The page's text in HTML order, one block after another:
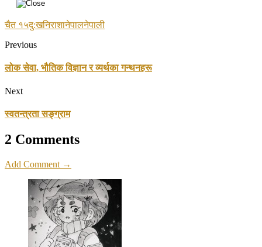
चैत १५दु:खनिराशानेपालनेपाली
Previous
लोक सेवा, भौतिक विज्ञान र व्यर्थका गन्थनहरू
Next
स्वतन्त्रता सङ्ग्राम
2 Comments
Add Comment →